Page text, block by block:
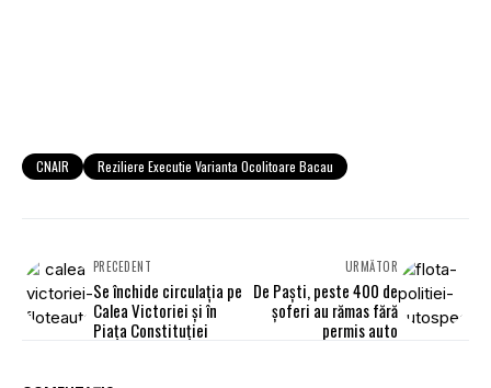
CNAIR Reziliere Executie Varianta Ocolitoare Bacau
PRECEDENT
Se închide circulaţia pe
Calea Victoriei şi în
Piaţa Constituţiei
URMĂTOR
De Paşti, peste 400 de
şoferi au rămas fără
permis auto